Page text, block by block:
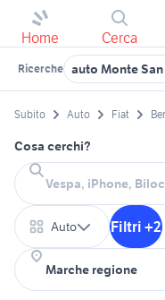
Home Cerca
Ricerche auto Monte
Subito Auto Fiat
Cosa cerchi?
Auto Filtri +2